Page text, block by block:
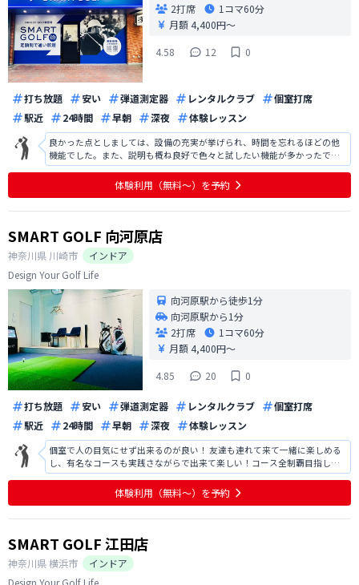
2打席
1コマ60分
月額 4,400円〜
4.58
12 0
打ち放題 安い 弾道測定器 レンタルクラブ
個室打席
駅近
24時間 早朝 深夜 体験レッスン
良かった点としましては、設備の充実が挙げられ、時間を忘れるほどの他
機能でした。また、説明も概ね良好で色々と試したい機能が多かったで
す。改善点としましては、駐車場の案内があればよかったです。また、地域
柄かもしれませんが、入会人数の割に夜の時間帯での予約が取りにくく、
練習を行いたい時間帯に予約が取りにく
体験利用（無料〜）を予約
SMART GOLF 向河原店
神奈川県 川崎市
インドア
Design Your Golf Life
向河原駅から徒歩1分
向河原駅から1分
2打席
1コマ60分
月額 4,400円〜
4.85
20 0
打ち放題 安い 弾道測定器 レンタルクラブ
個室打席
駅近
24時間 早朝 深夜 体験レッスン
個室で人の目気にせず出来るのが良い！ 友達も連れて来て一緒に楽しめる
し、有名なコースも実践さながらで出来て楽しい！コース全制覇目指しま
す💪
体験利用（無料〜）を予約
SMART GOLF 江田店
神奈川県横浜市
インドア
Design Your Golf Life